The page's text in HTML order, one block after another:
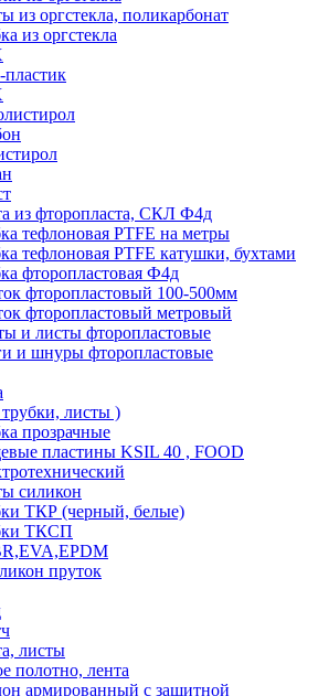
из оргстекла, поликарбонат
из оргстекла
из фторопласта, СКЛ Ф4д
тефлоновая PTFE на метры
тефлоновая PTFE катушки, бухтами
фторопластовая Ф4д
фторопластовый 100-500мм
фторопластовый метровый
и листы фторопластовые
и шнуры фторопластовые
листы )
прозрачные
пластины KSIL 40 , FOOD
силикон
ТКР (черный, белые)
ТКСП
пруток
листы
полотно, лента
армированный с защитной